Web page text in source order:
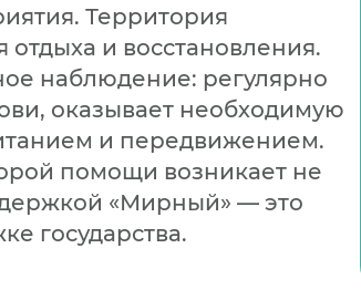
Территория
отдыха и восстановления.
наблюдение: регулярно
оказывает необходимую
и передвижением.
помощи возникает не
«Мирный» — это
государства.